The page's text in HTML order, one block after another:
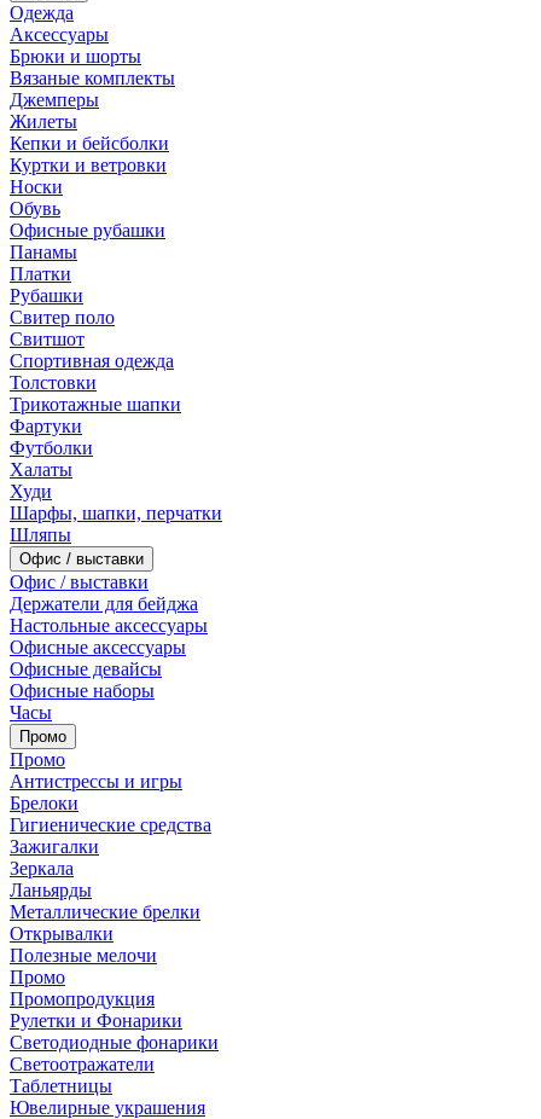
Одежда
Аксессуары
Брюки и шорты
Вязаные комплекты
Джемперы
Жилеты
Кепки и бейсболки
Куртки и ветровки
Носки
Обувь
Офисные рубашки
Панамы
Платки
Рубашки
Свитер поло
Свитшот
Спортивная одежда
Толстовки
Трикотажные шапки
Фартуки
Футболки
Халаты
Худи
Шарфы, шапки, перчатки
Шляпы
Офис / выставки
Офис / выставки
Держатели для бейджа
Настольные аксессуары
Офисные аксессуары
Офисные девайсы
Офисные наборы
Часы
Промо
Промо
Антистрессы и игры
Брелоки
Гигиенические средства
Зажигалки
Зеркала
Ланьярды
Металлические брелки
Открывалки
Полезные мелочи
Промо
Промопродукция
Рулетки и Фонарики
Светодиодные фонарики
Светоотражатели
Таблетницы
Ювелирные украшения